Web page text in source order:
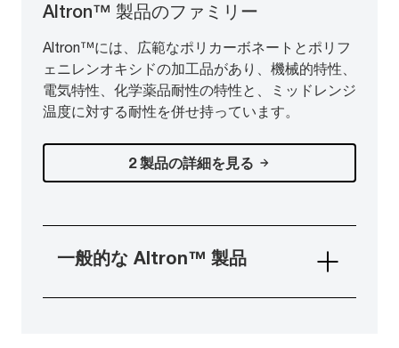
Altron™ 製品のファミリー
Altron™には、広範なポリカーボネートとポリフ
ェニレンオキシドの加工品があり、機械的特性、
電気特性、化学薬品耐性の特性と、ミッドレンジ
温度に対する耐性を併せ持っています。
2 製品の詳細を見る
一般的な Altron™ 製品